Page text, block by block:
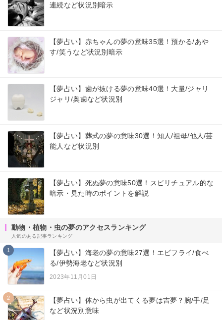
連続など状況別暗示
【夢占い】赤ちゃんの夢の意味35選！預かる/あや
す/笑うなど状況別暗示
【夢占い】歯が抜ける夢の意味40選！大量/ジャリ
ジャリ/奥歯など状況別
【夢占い】葬式の夢の意味30選！知人/祖母/他人/芸
能人など状況別
【夢占い】死ぬ夢の意味50選！スピリチュアル的な
暗示・見た時のポイントを解説
動物・植物・虫の夢のアクセスランキング
人気のある記事ランキング
1
【夢占い】海老の夢の意味27選！エビフライ/食べ
る/伊勢海老など状況別
2023年11月01日
2
【夢占い】体から虫が出てくる夢は吉夢？腕/手/足
など状況別意味